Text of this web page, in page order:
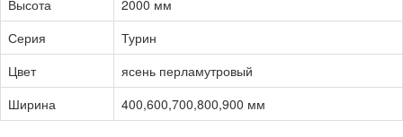
Высота
2000 мм
Серия
Турин
Цвет
ясень перламутровый
Ширина
400,600,700,800,900 мм